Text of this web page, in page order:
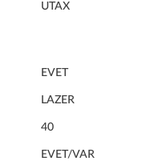
UTAX
EVET
LAZER
40
EVET/VAR